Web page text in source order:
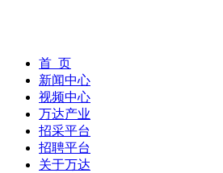
首 页
新闻中心
视频中心
万达产业
招采平台
招聘平台
关于万达